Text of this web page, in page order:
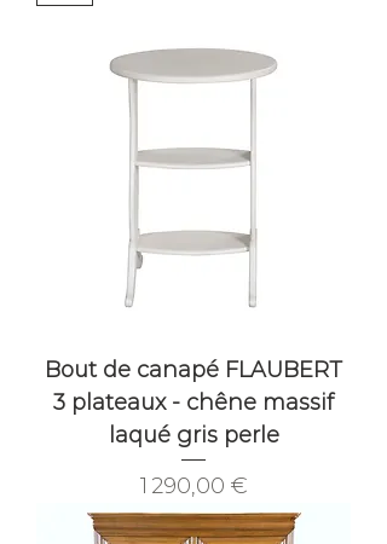
Bout de canapé FLAUBERT
3 plateaux - chêne massif
laqué gris perle
Prix
1 290,00 €